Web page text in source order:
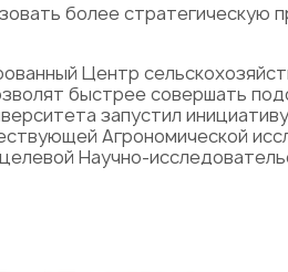
более стратегическую
Центр
быстрее совершать
запустил
Агрономической
Научно-